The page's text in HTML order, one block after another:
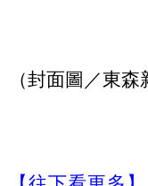
（封面圖／東森